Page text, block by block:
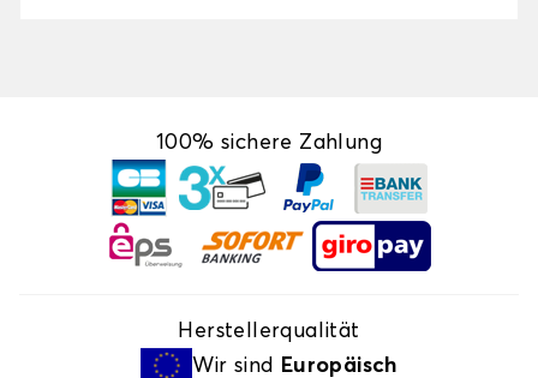
100% sichere Zahlung
Herstellerqualität
Wir sind
Europäisch